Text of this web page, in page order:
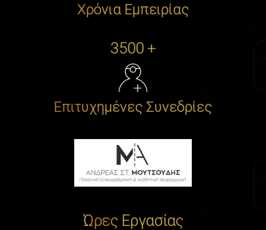
Χρόνια Εμπειρίας
3500 +
Επιτυχημένες Συνεδρίες
Ώρες Εργασίας